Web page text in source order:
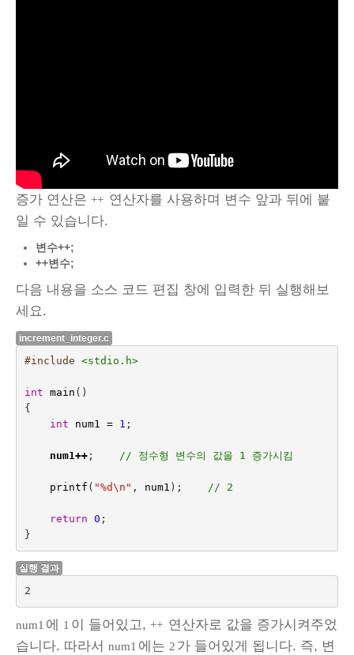
증가 연산은 ++ 연산자를 사용하며 변수 앞과 뒤에 붙
일 수 있습니다.
변수++;
++변수;
다음 내용을 소스 코드 편집 창에 입력한 뒤 실행해보
세요.
increment_integer.c
#include <stdio.h>
int main ()
{
int
num1 = 1 ;
num1++; // 정수형 변수의 값을 1 증가시킴
printf ( "%d\n " , num1 ); // 2
return 0 ;
}
실행 결과
2
num1 에 1 이 들어있고, ++ 연산자로 값을 증가시켜주었
습니다. 따라서 num1 에는 2 가 들어있게 됩니다. 즉, 변